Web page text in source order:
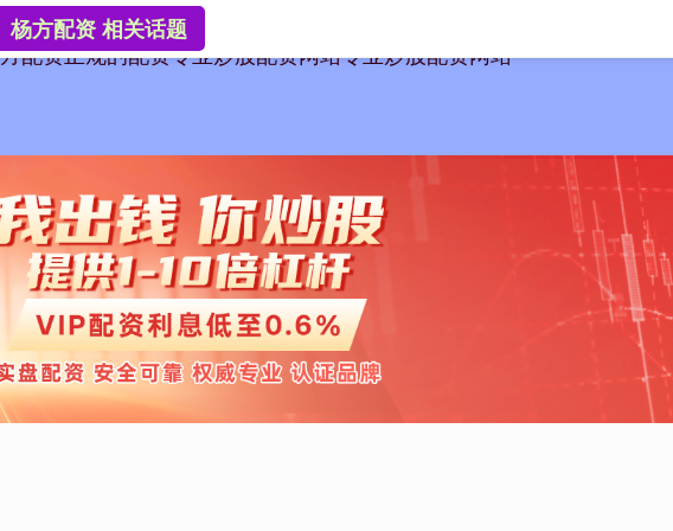
配资正规的配资专业炒股配资网站专业炒股配资网站
杨方配资 相关话题